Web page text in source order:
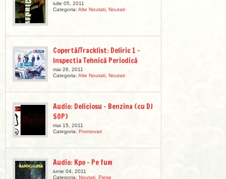
iulie 05, 2011
Categoria: Alte Noutati Noutati
Copertă/Tracklist: Deliric 1 –
Inspectia Tehnică Periodică
mai 26, 2011
Categoria: Alte Noutati Noutati
Audio: Deliciosu – Benzina (cu DJ
SOP)
mai 15, 2011
Categoria: Promovari
Audio: Kpo – Pe fum
iunie 04, 2011
Categoria: Noutati Piese